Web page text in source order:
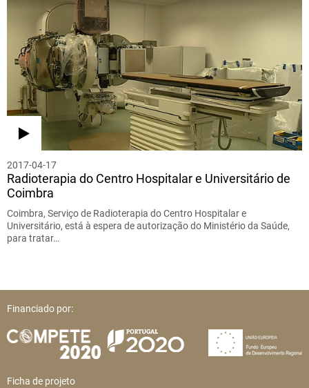
2017-04-17
Radioterapia do Centro Hospitalar e Universitário de
Coimbra
Coimbra, Serviço de Radioterapia do Centro Hospitalar e
Universitário, está à espera de autorização do Ministério da Saúde,
para tratar…
Financiado por:
Ficha de projeto